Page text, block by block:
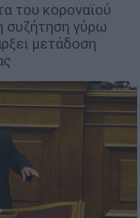
του κοροναϊού
συζήτηση γύρω
μετάδοση